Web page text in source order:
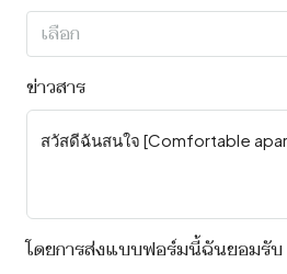
เลือก
ข่าวสาร
โดยการส่งแบบฟอร์มนี้ฉันยอมรับ